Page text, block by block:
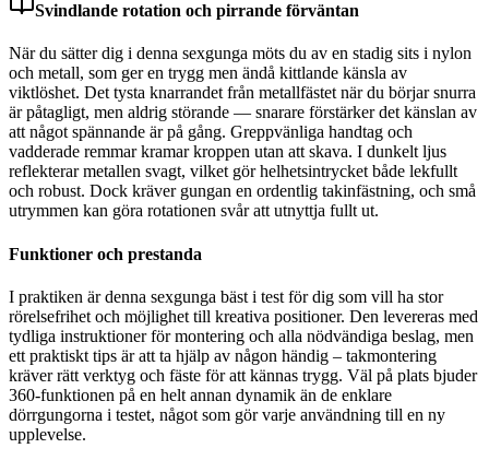
Svindlande rotation och pirrande förväntan
När du sätter dig i denna sexgunga möts du av en stadig sits i nylon
och metall, som ger en trygg men ändå kittlande känsla av
viktlöshet. Det tysta knarrandet från metallfästet när du börjar snurra
är påtagligt, men aldrig störande — snarare förstärker det känslan av
att något spännande är på gång. Greppvänliga handtag och
vadderade remmar kramar kroppen utan att skava. I dunkelt ljus
reflekterar metallen svagt, vilket gör helhetsintrycket både lekfullt
och robust. Dock kräver gungan en ordentlig takinfästning, och små
utrymmen kan göra rotationen svår att utnyttja fullt ut.
Funktioner och prestanda
I praktiken är denna sexgunga bäst i test för dig som vill ha stor
rörelsefrihet och möjlighet till kreativa positioner. Den levereras med
tydliga instruktioner för montering och alla nödvändiga beslag, men
ett praktiskt tips är att ta hjälp av någon händig – takmontering
kräver rätt verktyg och fäste för att kännas trygg. Väl på plats bjuder
360-funktionen på en helt annan dynamik än de enklare
dörrgungorna i testet, något som gör varje användning till en ny
upplevelse.